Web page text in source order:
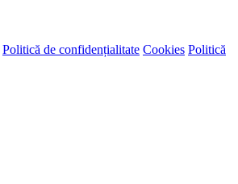
Politică de confidențialitate Cookies Politică